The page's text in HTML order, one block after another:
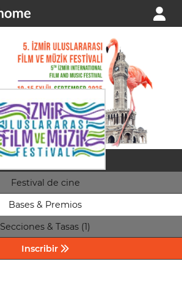
Festival de cine
Bases & Premios
Secciones & Tasas (1)
Inscribir